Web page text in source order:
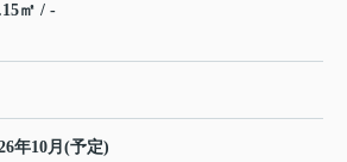
㎡ / -
年10月(予定)